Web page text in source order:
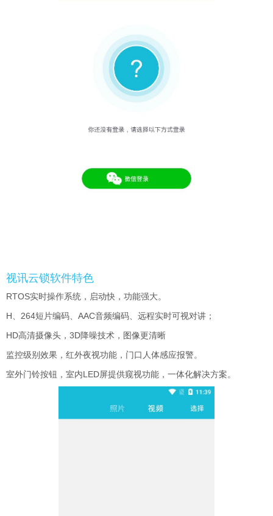
视讯云锁软件特色
RTOS实时操作系统，启动快，功能强大。
H、264短片编码、AAC音频编码、远程实时可视对讲；
HD高清摄像头，3D降噪技术，图像更清晰
监控级别效果，红外夜视功能，门口人体感应报警。
室外门铃按钮，室内LED屏提供窥视功能，一体化解决方案。